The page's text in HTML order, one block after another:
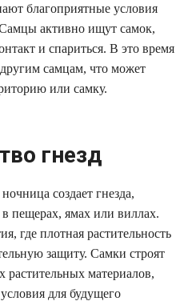
благоприятные условия
активно ищут самок,
и спариться. В это время
самцам, что может
или самку.
гнезд
создает гнезда,
в пещерах, ямах или виллах.
где плотная растительность
защиту. Самки строят
растительных материалов,
для будущего